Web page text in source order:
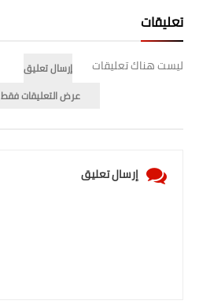
تعليقات
ليست هناك تعليقات
إرسال تعليق
عرض التعليقات فقط
إرسال تعليق